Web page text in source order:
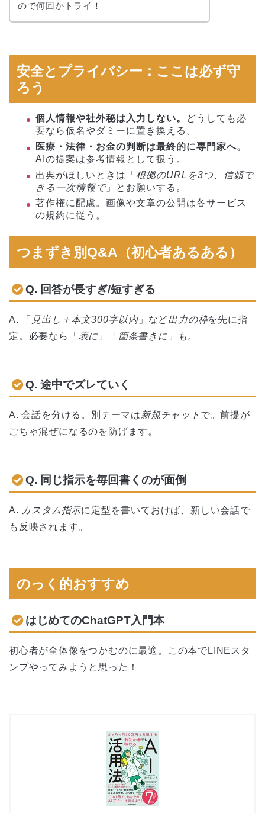
ので何回かトライ！
安全とプライバシー：ここは必ず守
ろう
個人情報や社外秘は入力しない。
どうしても必
要なら仮名やダミーに置き換える。
医療・法律・お金の判断は最終的に専門家へ。
AIの提案は参考情報として扱う。
出典がほしいときは「 根拠のURLを3つ、信頼で
きる一次情報で」とお願いする。
著作権に配慮。画像や文章の公開は各サービス
の規約に従う。
つまずき別Q&A（初心者あるある）
Q. 回答が長すぎ/短すぎる
A. 「 見出し＋本文300字以内」など出力の枠を先に指
定。必要なら「 表に 」「 箇条書きに 」も。
Q. 途中でズレていく
A. 会話を分ける。別テーマは 新規チャット で。前提が
ごちゃ混ぜになるのを防げます。
Q. 同じ指示を毎回書くのが面倒
A. カスタム指示に定型を書いておけば、新しい会話で
も反映されます。
のっく的おすすめ
はじめてのChatGPT入門本
初心者が全体像をつかむのに最適。この本でLINEスタ
ンプやってみようと思った！